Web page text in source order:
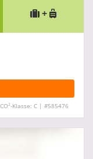
+
2-Klasse: C | #585476